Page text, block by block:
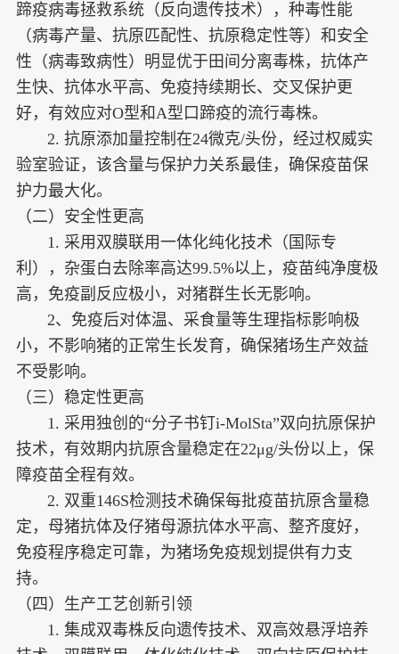
蹄疫病毒拯救系统（反向遗传技术），种毒性能
（病毒产量、抗原匹配性、抗原稳定性等）和安全
性（病毒致病性）明显优于田间分离毒株，抗体产
生快、抗体水平高、免疫持续期长、交叉保护更
好，有效应对O型和A型口蹄疫的流行毒株。
2. 抗原添加量控制在24微克/头份，经过权威实
验室验证，该含量与保护力关系最佳，确保疫苗保
护力最大化。
（二）安全性更高
1. 采用双膜联用一体化纯化技术（国际专
利），杂蛋白去除率高达99.5%以上，疫苗纯净度极
高，免疫副反应极小，对猪群生长无影响。
2、免疫后对体温、采食量等生理指标影响极
小，不影响猪的正常生长发育，确保猪场生产效益
不受影响。
（三）稳定性更高
1. 采用独创的“分子书钉i-MolSta”双向抗原保护
技术，有效期内抗原含量稳定在22μg/头份以上，保
障疫苗全程有效。
2. 双重146S检测技术确保每批疫苗抗原含量稳
定，母猪抗体及仔猪母源抗体水平高、整齐度好，
免疫程序稳定可靠，为猪场免疫规划提供有力支
持。
（四）生产工艺创新引领
1. 集成双毒株反向遗传技术、双高效悬浮培养